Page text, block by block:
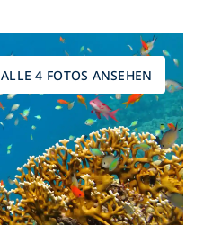
ALLE 4 FOTOS ANSEHEN